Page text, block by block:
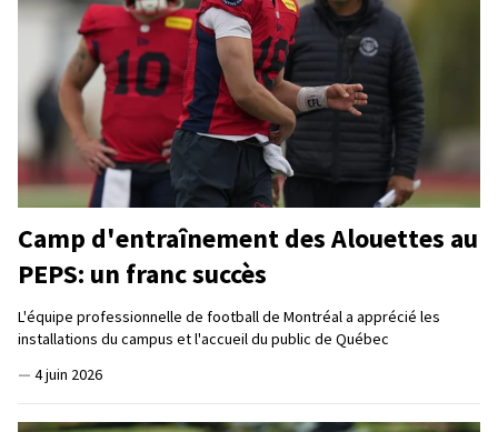
Camp d'entraînement des Alouettes au
PEPS: un franc succès
L'équipe professionnelle de football de Montréal a apprécié les
installations du campus et l'accueil du public de Québec
— 4 juin 2026